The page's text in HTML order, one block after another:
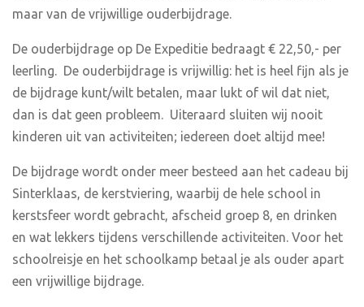
maar van de vrijwillige ouderbijdrage.
De ouderbijdrage op De Expeditie bedraagt € 22,50,- per
leerling. De ouderbijdrage is vrijwillig: het is heel fijn als je
de bijdrage kunt/wilt betalen, maar lukt of wil dat niet,
dan is dat geen probleem. Uiteraard sluiten wij nooit
kinderen uit van activiteiten; iedereen doet altijd mee!
De bijdrage wordt onder meer besteed aan het cadeau bij
Sinterklaas, de kerstviering, waarbij de hele school in
kerstsfeer wordt gebracht, afscheid groep 8, en drinken
en wat lekkers tijdens verschillende activiteiten. Voor het
schoolreisje en het schoolkamp betaal je als ouder apart
een vrijwillige bijdrage.